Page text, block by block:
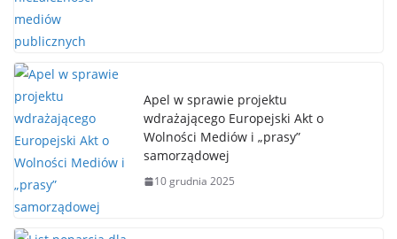
Apel w sprawie projektu
wdrażającego Europejski Akt o
Wolności Mediów i „prasy”
samorządowej
10 grudnia 2025